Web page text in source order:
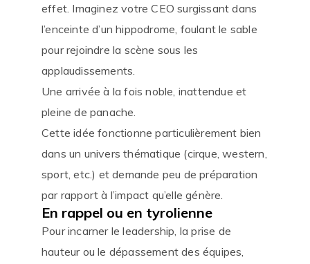
effet. Imaginez votre CEO surgissant dans
l’enceinte d’un hippodrome, foulant le sable
pour rejoindre la scène sous les
applaudissements.
Une arrivée à la fois noble, inattendue et
pleine de panache.
Cette idée fonctionne particulièrement bien
dans un univers thématique (cirque, western,
sport, etc.) et demande peu de préparation
par rapport à l’impact qu’elle génère.
En rappel ou en tyrolienne
Pour incarner le leadership, la prise de
hauteur ou le dépassement des équipes,